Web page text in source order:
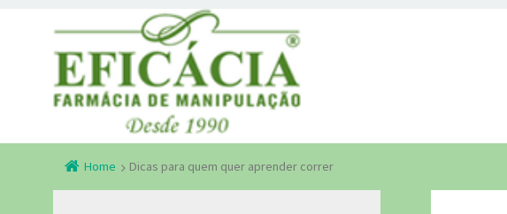
Home Dicas para quem quer aprender correr